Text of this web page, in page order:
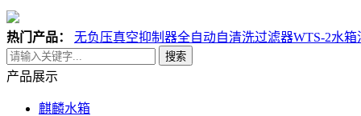
热门产品： 无负压真空抑制器全自动自清洗过滤器WTS-2水箱
搜索
产品展示
麒麟水箱